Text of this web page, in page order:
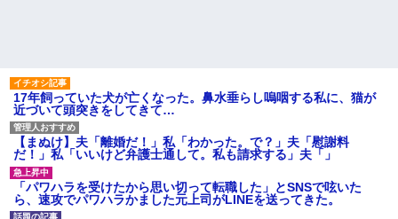
17年飼っていた犬が亡くなった。鼻水垂らし嗚咽する私に、猫が
近づいて頭突きをしてきて…
【まぬけ】夫「離婚だ！」私「わかった。で？」夫「慰謝料
だ！」私「いいけど弁護士通して。私も請求する」夫「」
「パワハラを受けたから思い切って転職した」とSNSで呟いた
ら、速攻でパワハラかました元上司がLINEを送ってきた。